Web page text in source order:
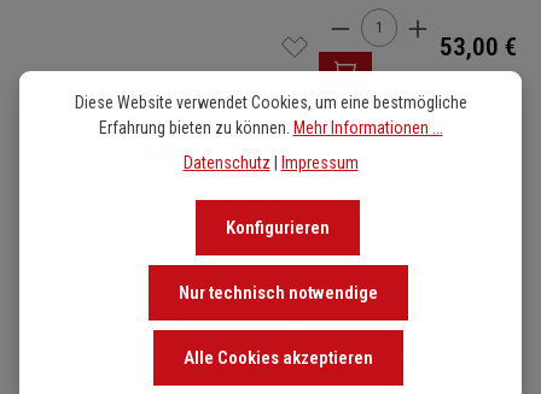
Produkt Anzahl: Gib
53,00 €
Bildergalerie überspringen
Symposium zum 50. Todestag Hanns Eislers,
Berlin 2012
Internationale Hanns Eisler Gesellschaft, Peter
Schweinhardt (Hrsg.)
EAN: 9783765104022
268 Seiten / 17 x 24 cm / 519 g / Broschur,
Fadenheftung
Diese Website verwendet Cookies, um eine bestmögliche
Erfahrung bieten zu können. Mehr Informationen ...
Datenschutz | Impressum
Nur technisch notwendige
Konfigurieren
Alle Cookies akzeptieren